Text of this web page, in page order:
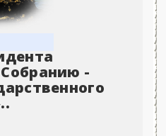
-